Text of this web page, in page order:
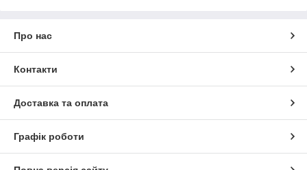
Про нас
Контакти
Доставка та оплата
Графік роботи